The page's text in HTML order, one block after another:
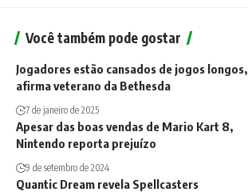
Você também pode gostar
Jogadores estão cansados de jogos longos,
afirma veterano da Bethesda
7 de janeiro de 2025
Apesar das boas vendas de Mario Kart 8,
Nintendo reporta prejuízo
9 de setembro de 2024
Quantic Dream revela Spellcasters